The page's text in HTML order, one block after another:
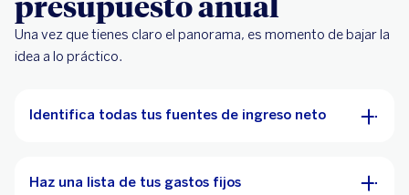
Una vez que tienes claro el panorama, es momento de bajar la
idea a lo práctico.
Identifica todas tus fuentes de ingreso neto
Haz una lista de tus gastos fijos